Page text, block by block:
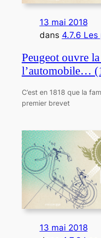
13 mai 2018
dans 4.7.6
Peugeot ouvre
l’automobile…
C’est en 1818 que la
premier brevet
13 mai 2018